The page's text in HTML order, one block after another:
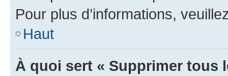
Pour plus d’informations,
Haut
À quoi sert « Supprimer tous